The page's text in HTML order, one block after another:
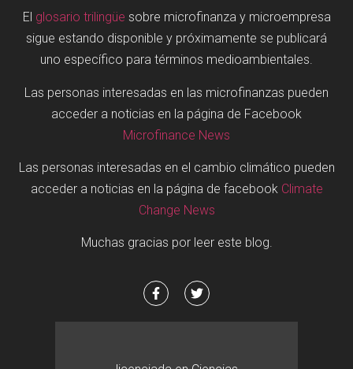
El glosario trilingüe sobre microfinanza y microempresa
sigue estando disponible y próximamente se publicará
uno específico para términos medioambientales.
Las personas interesadas en las microfinanzas pueden
acceder a noticias en la página de Facebook
Microfinance News
Las personas interesadas en el cambio climático pueden
acceder a noticias en la página de facebook Climate
Change News
Muchas gracias por leer este blog.